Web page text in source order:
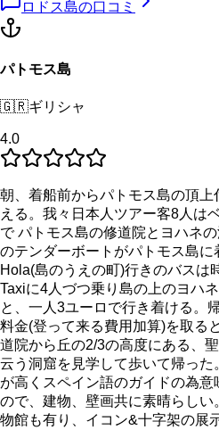
ロドス島の口コミ
パトモス島
🇬🇷ギリシャ
4.0
朝、着船前からパトモス島の頂
える。我々日本人ツアー客8人は
で パトモス島の修道院とヨハネ
のテンダーボートがパトモス島
Hola(島のうえの町)行きのバスは
Taxiに4人づつ乗り島の上のヨハ
と、一人3ユーロで行き着ける。
料金(登って来る費用加算)を取る
道院から丘の2/3の高度にある、
云う洞窟を見学して歩いて帰っ
が高くスペイン語のガイドの為
ので、建物、壁画共に素晴らし
物館も有り、イコン&十字架の展